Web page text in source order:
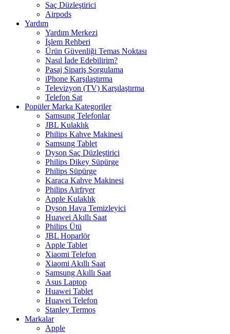
Saç Düzleştirici
Airpods
Yardım
Yardım Merkezi
İşlem Rehberi
Ürün Güvenliği Temas Noktası
Nasıl İade Edebilirim?
Pasaj Sipariş Sorgulama
iPhone Karşılaştırma
Televizyon (TV) Karşılaştırma
Telefon Sat
Popüler Marka Kategoriler
Samsung Telefonlar
JBL Kulaklık
Philips Kahve Makinesi
Samsung Tablet
Dyson Saç Düzleştirici
Philips Dikey Süpürge
Philips Süpürge
Karaca Kahve Makinesi
Philips Airfryer
Apple Kulaklık
Dyson Hava Temizleyici
Huawei Akıllı Saat
Philips Ütü
JBL Hoparlör
Apple Tablet
Xiaomi Telefon
Xiaomi Akıllı Saat
Samsung Akıllı Saat
Asus Laptop
Huawei Tablet
Huawei Telefon
Stanley Termos
Markalar
Apple